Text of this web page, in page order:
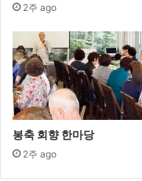
2주 ago
봉축 회향 한마당
2주 ago